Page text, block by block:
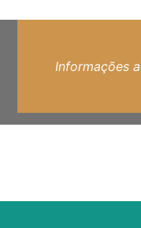
Informações